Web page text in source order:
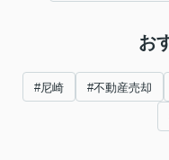
お
#尼崎 #不動産売却